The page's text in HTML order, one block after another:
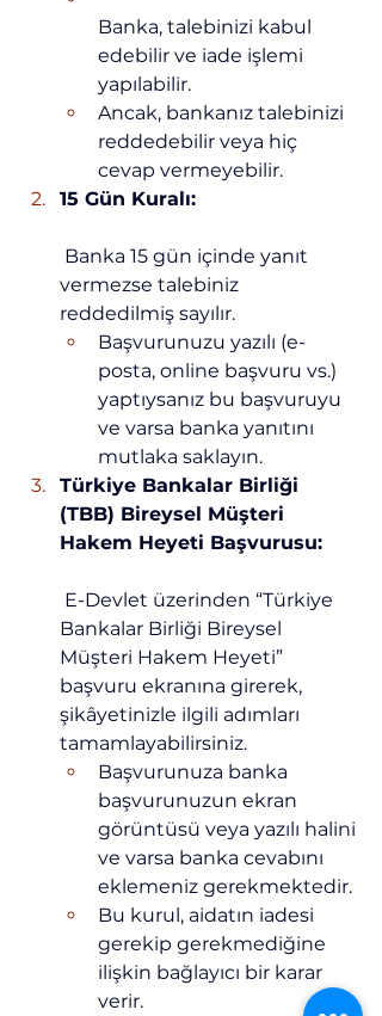
Banka, talebinizi kabul
edebilir ve iade işlemi
yapılabilir.
Ancak, bankanız talebinizi
reddedebilir veya hiç
cevap vermeyebilir.
15 Gün Kuralı:
vermezse talebiniz
reddedilmiş sayılır.
Başvurunuzu yazılı (e-
posta, online başvuru vs.)
yaptıysanız bu başvuruyu
ve varsa banka yanıtını
mutlaka saklayın.
Türkiye Bankalar Birliği
(TBB) Bireysel Müşteri
Hakem Heyeti Başvurusu:
Bankalar Birliği Bireysel
Müşteri Hakem Heyeti”
başvuru ekranına girerek,
şikâyetinizle ilgili adımları
tamamlayabilirsiniz.
Başvurunuza banka
başvurunuzun ekran
görüntüsü veya yazılı halini
ve varsa banka cevabını
eklemeniz gerekmektedir.
Bu kurul, aidatın iadesi
gerekip gerekmediğine
ilişkin bağlayıcı bir karar
verir.